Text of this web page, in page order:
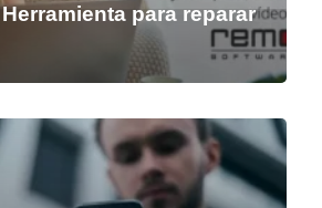
para reparar